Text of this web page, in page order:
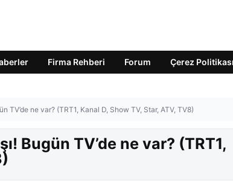
Firma Rehberi Forum Çerez Politikası
TV’de ne var? (TRT1, Kanal D, Show TV, Star, ATV, TV8)
Bugün TV’de ne var? (TRT1,